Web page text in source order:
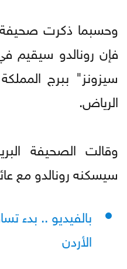
وحسبما ذكرت صحيفة
فإن رونالدو سيقيم
سيزونز" ببرج
الرياض.
وقالت الصحيفة
سيسكنه رونالدو مع عائلته
بالفيديو .. بدء
الأردن